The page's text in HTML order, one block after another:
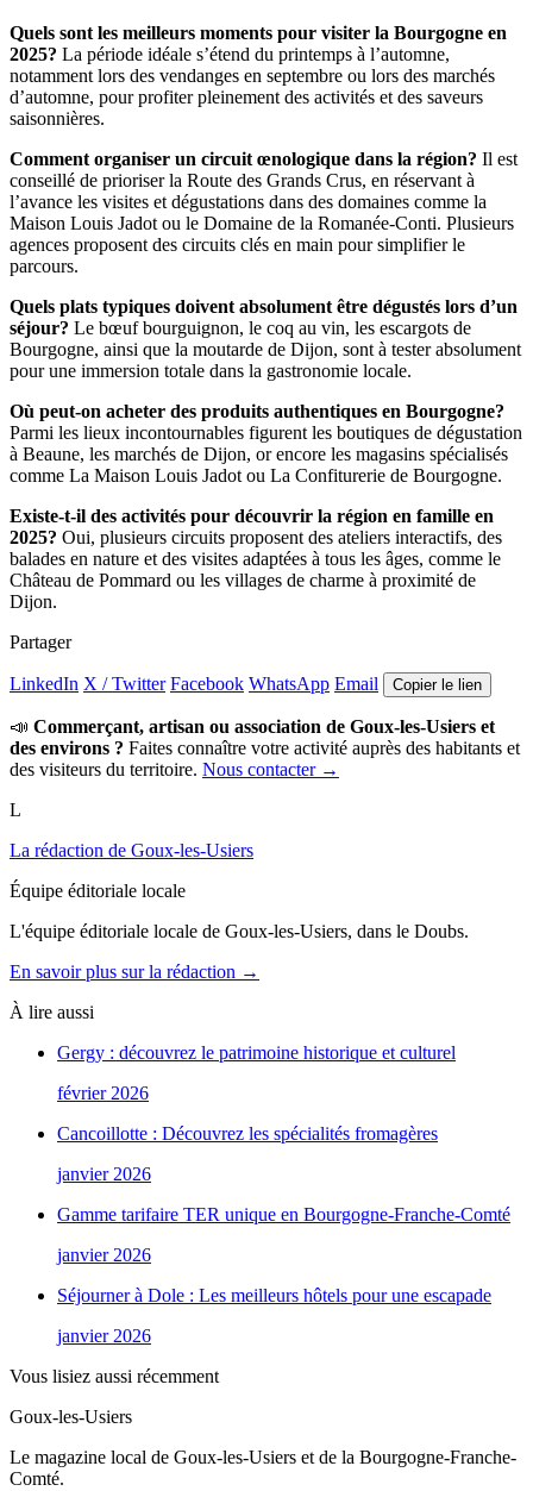
Quels sont les meilleurs moments pour visiter la Bourgogne en
2025? La période idéale s’étend du printemps à l’automne,
notamment lors des vendanges en septembre ou lors des marchés
d’automne, pour profiter pleinement des activités et des saveurs
saisonnières.
Comment organiser un circuit œnologique dans la région? Il est
conseillé de prioriser la Route des Grands Crus, en réservant à
l’avance les visites et dégustations dans des domaines comme la
Maison Louis Jadot ou le Domaine de la Romanée-Conti. Plusieurs
agences proposent des circuits clés en main pour simplifier le
parcours.
Quels plats typiques doivent absolument être dégustés lors d’un
séjour? Le bœuf bourguignon, le coq au vin, les escargots de
Bourgogne, ainsi que la moutarde de Dijon, sont à tester absolument
pour une immersion totale dans la gastronomie locale.
Où peut-on acheter des produits authentiques en Bourgogne?
Parmi les lieux incontournables figurent les boutiques de dégustation
à Beaune, les marchés de Dijon, or encore les magasins spécialisés
comme La Maison Louis Jadot ou La Confiturerie de Bourgogne.
Existe-t-il des activités pour découvrir la région en famille en
2025? Oui, plusieurs circuits proposent des ateliers interactifs, des
balades en nature et des visites adaptées à tous les âges, comme le
Château de Pommard ou les villages de charme à proximité de
Dijon.
Partager
LinkedIn X / Twitter Facebook WhatsApp Email Copier le lien
📣 Commerçant, artisan ou association de Goux-les-Usiers et
des environs ? Faites connaître votre activité auprès des habitants et
des visiteurs du territoire. Nous contacter →
L
La rédaction de Goux-les-Usiers
Équipe éditoriale locale
L'équipe éditoriale locale de Goux-les-Usiers, dans le Doubs.
En savoir plus sur la rédaction →
À lire aussi
Gergy : découvrez le patrimoine historique et culturel
février 2026
Cancoillotte : Découvrez les spécialités fromagères
janvier 2026
Gamme tarifaire TER unique en Bourgogne-Franche-Comté
janvier 2026
Séjourner à Dole : Les meilleurs hôtels pour une escapade
janvier 2026
Vous lisiez aussi récemment
Goux-les-Usiers
Le magazine local de Goux-les-Usiers et de la Bourgogne-Franche-
Comté.